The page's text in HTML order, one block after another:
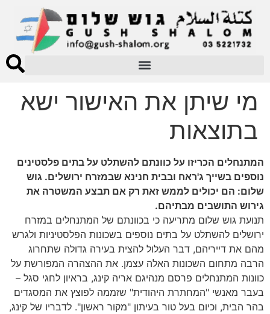
מי שיתן את האישור ישא
בתוצאות
המתנחלים הכריזו על כוונתם להשתלט על בתים פלסטינים
נוספים בשייך ג'ראח ובבית חנינא שבמזרח ירושלים. גוש
שלום: הם יכולים לממש זאת רק אם תבצע המשטרה את
גירוש התושבים מבתיהם.
תנועת גוש שלום מתריעה כי בכוונתם של המתנחלים במזרח
ירושלים להשתלט על בתים נוספים בשכונות הפלסטיניות ולגרש
מהם את דייריהם, דבר העלול להצית בעירה גדולה שתחרוג
הרבה מתחום השכונות האלה עצמן. את ההצהרה המפורשת על
כוונות המתנחלים פרסם מנהיגם אריה קינג, בראיון לחגי סגל –
בעבר מאנשי "המחתרת היהודית" שזממה לפוצץ את המסגדים
בהר הבית, וכיום בעל טור בעיתון "מקור ראשון". לדבריו של קינג,